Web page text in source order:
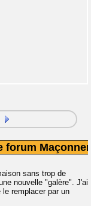
forum
sans trop de
nouvelle "galère". J'ai
remplacer par un